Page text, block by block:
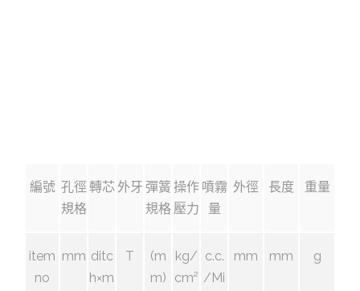
編號 孔徑
規格
轉芯 外牙 彈簧
規格
操作
壓力
噴霧
量
外徑 長度 重量
item
no
mm ditc
h×m
T
(m
m)
kg/
cm²
c.c.
/Mi
mm mm g